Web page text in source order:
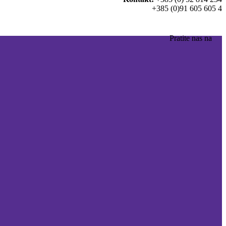
+385 (0)91 605 605 4
Pratite nas na